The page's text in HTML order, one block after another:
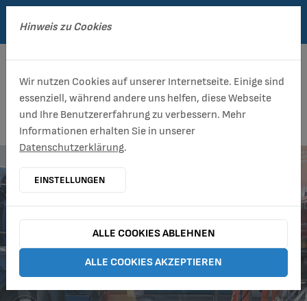
SERVICE ZUM LEBEN IN WEIMAR!
FÜR EINE GESUNDE UMWELT!
WIR BAUEN FÜR WEIMAR!
ZERTIFIZIERT
Hinweis zu Cookies
Wir nutzen Cookies auf unserer Internetseite. Einige sind
essenziell, während andere uns helfen, diese Webseite
und Ihre Benutzererfahrung zu verbessern. Mehr
Informationen erhalten Sie in unserer
Datenschutzerklärung.
EINSTELLUNGEN
ALLE COOKIES ABLEHNEN
ALLE COOKIES AKZEPTIEREN
Entsorgungsplan für Abfallbehälter
Serviceleistungen
Sperrmüll
Schadstoffmobil
Beschädigung und Verlust von Abfallbehältern
An-/Ummeldung Abfallgefäße
Abwasserbeseitigungs-Konzept
Satzungen
Straßenunterhaltung
Grünflächenunterhaltung
Spielplatzunterhaltung
Gärtnerei
Straßenbeleuchtung
Aktuelles
Formulare
aktuelle Baustellen
ausbau-ettersburger-strasse
Entwässerung Siedlung Schöndorf
Erneuerung der Mischwasserkanalisation
Lindenberg
Ersatzneubau Verwaltungsgebäude
Betriebshof
alle Öffnungszeiten
Kontaktformular
E-Rechnung